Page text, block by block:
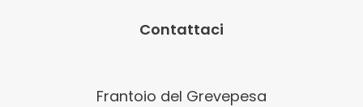
Contattaci
Frantoio del Grevepesa